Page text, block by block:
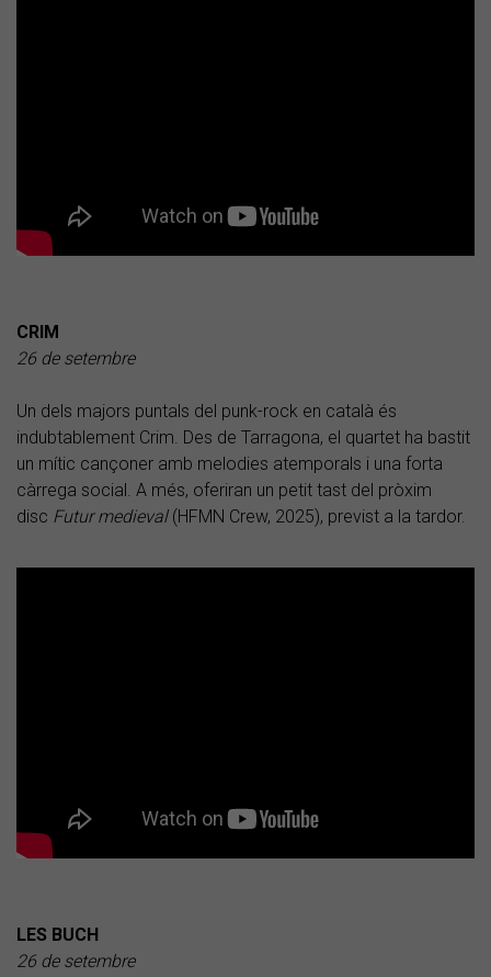
CRIM
26 de setembre
Un dels majors puntals del punk-rock en català és
indubtablement Crim. Des de Tarragona, el quartet ha bastit
un mític cançoner amb melodies atemporals i una forta
càrrega social. A més, oferiran un petit tast del pròxim
disc Futur medieval (HFMN Crew, 2025), previst a la tardor.
LES BUCH
26 de setembre